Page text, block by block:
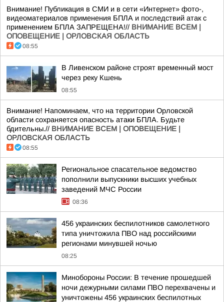
Внимание! Публикация в СМИ и в сети «Интернет» фото-,
видеоматериалов применения БПЛА и последствий атак с
применением БПЛА ЗАПРЕЩЕНА!// ВНИМАНИЕ ВСЕМ |
ОПОВЕЩЕНИЕ | ОРЛОВСКАЯ ОБЛАСТЬ
08:55
В Ливенском районе строят временный мост
через реку Кшень
08:55
Внимание! Напоминаем, что на территории Орловской
области сохраняется опасность атаки БПЛА. Будьте
бдительны.// ВНИМАНИЕ ВСЕМ | ОПОВЕЩЕНИЕ |
ОРЛОВСКАЯ ОБЛАСТЬ
08:55
Региональное спасательное ведомство
пополнили выпускники высших учебных
заведений МЧС России
08:36
456 украинских беспилотников самолетного
типа уничтожила ПВО над российскими
регионами минувшей ночью
08:25
Минобороны России: В течение прошедшей
ночи дежурными силами ПВО перехвачены и
уничтожены 456 украинских беспилотных